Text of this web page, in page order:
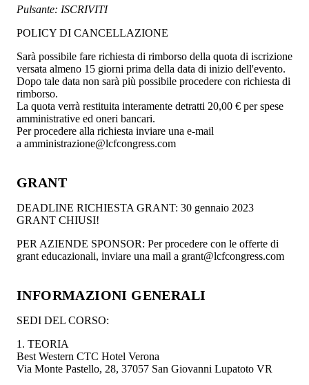
Pulsante: ISCRIVITI
POLICY DI CANCELLAZIONE
Sarà possibile fare richiesta di rimborso della quota di iscrizione
versata almeno 15 giorni prima della data di inizio dell'evento.
Dopo tale data non sarà più possibile procedere con richiesta di
rimborso.
La quota verrà restituita interamente detratti 20,00 € per spese
amministrative ed oneri bancari.
Per procedere alla richiesta inviare una e-mail
a amministrazione@lcfcongress.com
GRANT
DEADLINE RICHIESTA GRANT: 30 gennaio 2023
GRANT CHIUSI!
PER AZIENDE SPONSOR: Per procedere con le offerte di
grant educazionali, inviare una mail a grant@lcfcongress.com
INFORMAZIONI GENERALI
SEDI DEL CORSO:
1. TEORIA
Best Western CTC Hotel Verona
Via Monte Pastello, 28, 37057 San Giovanni Lupatoto VR